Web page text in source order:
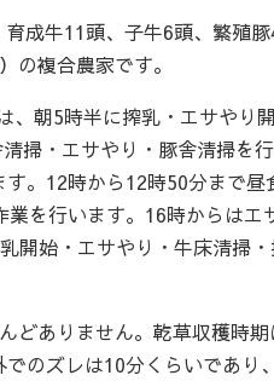
成牛11頭、子牛6頭、繁殖
の複合農家です。
朝5時半に搾乳・エサやり
掃・エサやり・豚舎清掃を
。12時から12時50分まで
を行います。16時からはエ
開始・エサやり・牛床清掃
どありません。乾草収穫時
のズレは10分くらいであり